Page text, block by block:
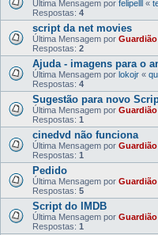
Última Mensagem por felipelll «
Respostas: 4
script da net movies
Última Mensagem por Guardião
Respostas: 2
Ajuda - imagens para o
Última Mensagem por lokojr «
Respostas: 4
Sugestão para novo
Última Mensagem por Guardião
Respostas: 1
cinedvd não funciona
Última Mensagem por Guardião
Respostas: 1
Pedido
Última Mensagem por Guardião
Respostas: 5
Script do IMDB
Última Mensagem por Guardião
Respostas: 1